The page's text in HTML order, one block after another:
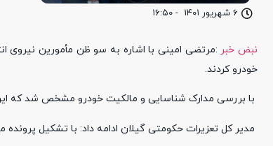
۶ شهریور ۱۴۰۱ - ۱۶:۵۰
نبض خبر :مرتضی امینی با اشاره به سو ظن مأمورین نیروی
خودرو کردند.
با بررسی مدارک شناسایی و مالکیت خودرو مشخص شد که
مدیر کل تعزیرات حکومتی گیلان ادامه داد: با تشکیل